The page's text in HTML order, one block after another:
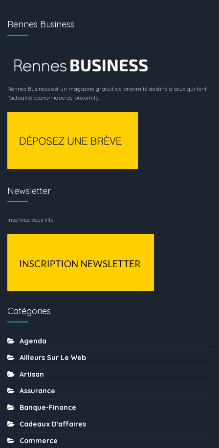
Rennes Business
Rennes Business est un magazine gratuit de proximité destiné à ceux qui font
l’actualité économique de proximité.
Newsletter
Inscrivez-vous vite
Catégories
Agenda
Ailleurs Sur Le Web
Artisan
Assurance
Banque-Finance
Cadeaux D'affaires
Commerce